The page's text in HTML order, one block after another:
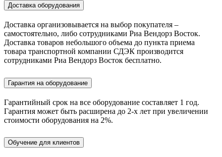
Доставка оборудования
Доставка организовывается на выбор покупателя –
самостоятельно, либо сотрудниками Риа Вендорз Восток.
Доставка товаров небольшого объема до пункта приема
товара транспортной компании СДЭК производится
сотрудниками Риа Вендорз Восток бесплатно.
Гарантия на оборудование
Гарантийный срок на все оборудование составляет 1 год.
Гарантия может быть расширена до 2-х лет при увеличении
стоимости оборудования на 2%.
Обучение для клиентов